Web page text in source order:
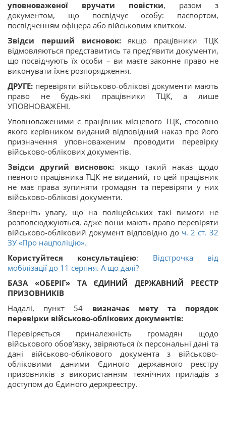
уповноваженої вручати повістки, разом з
документом, що посвідчує особу: паспортом,
посвідченням офіцера або військовим квитком.
Звідси перший висновок:якщо працівники ТЦК
відмовляються представитись та пред’явити документи,
що посвідчують їх особи – ви маєте законне право не
виконувати їхнє розпорядження.
ДРУГЕ: перевіряти військово-облікові документи мають
право не будь-які працівники ТЦК, а лише
УПОВНОВАЖЕНІ.
Уповноваженими є працівник місцевого ТЦК, стосовно
якого керівником виданий відповідний наказ про його
призначення уповноваженим проводити перевірку
військово-облікових документів.
Звідси другий висновок: якщо такий наказ щодо
певного працівника ТЦК не виданий, то цей працівник
не має права зупиняти громадян та перевіряти у них
військово-облікові документи.
Зверніть увагу, що на поліцейських такі вимоги не
розповсюджуються, адже вони мають право перевіряти
військово-обліковий документ відповідно до ч. 2 ст. 32
ЗУ «Про нацполіцію».
Користуйтеся консультацією: Відстрочка від
мобілізації до 11 серпня. А що далі?
БАЗА «ОБЕРІГ» ТА ЄДИНИЙ ДЕРЖАВНИЙ РЕЄСТР
ПРИЗОВНИКІВ
Надалі, пункт 54 визначає мету та порядок
перевірки військово-облікових документів:
Перевіряється приналежність громадян щодо
військового обов’язку, звіряються їх персональні дані та
дані військово-облікового документа з військово-
обліковими даними Єдиного державного реєстру
призовників з використанням технічних приладів з
доступом до Єдиного держреєстру.